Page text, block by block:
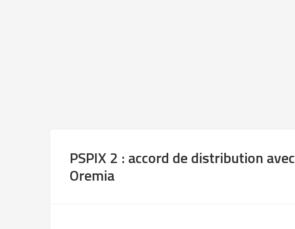
PSPIX 2 : accord de distribution avec
Oremia